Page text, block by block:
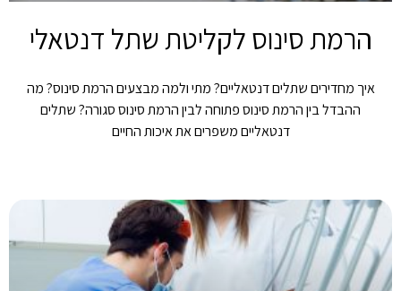
הרמת סינוס לקליטת שתל דנטאלי
איך מחדירים שתלים דנטאליים? מתי ולמה מבצעים הרמת סינוס? מה
ההבדל בין הרמת סינוס פתוחה לבין הרמת סינוס סגורה? שתלים
דנטאליים משפרים את איכות החיים